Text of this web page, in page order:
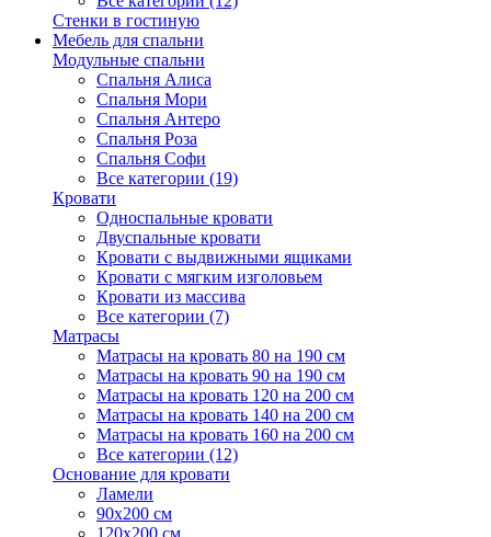
Стенки в гостиную
Мебель для спальни
Модульные спальни
Спальня Алиса
Спальня Мори
Спальня Антеро
Спальня Роза
Спальня Софи
Все категории (19)
Кровати
Односпальные кровати
Двуспальные кровати
Кровати с выдвижными ящиками
Кровати с мягким изголовьем
Кровати из массива
Все категории (7)
Матрасы
Матрасы на кровать 80 на 190 см
Матрасы на кровать 90 на 190 см
Матрасы на кровать 120 на 200 см
Матрасы на кровать 140 на 200 см
Матрасы на кровать 160 на 200 см
Все категории (12)
Основание для кровати
Ламели
90х200 см
120х200 см